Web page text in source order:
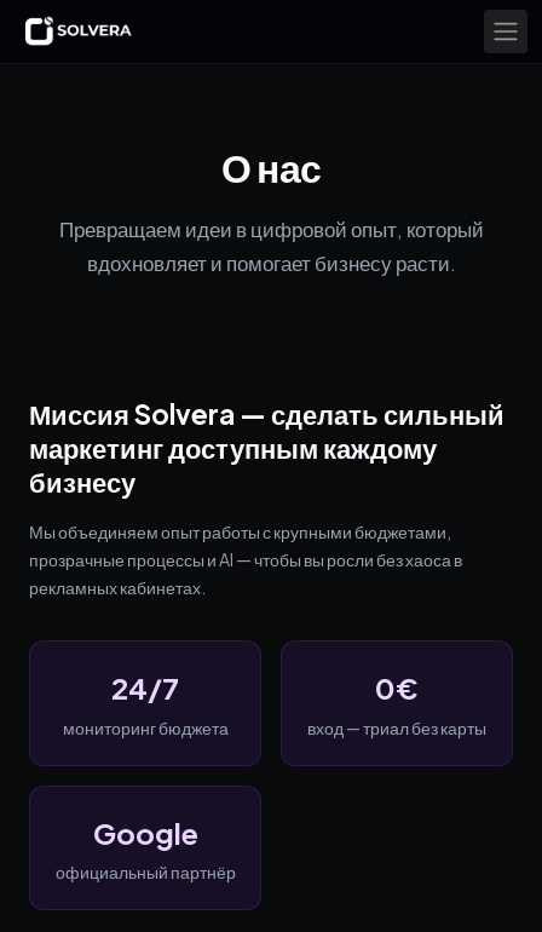
О нас
Превращаем идеи в цифровой опыт, который
вдохновляет и помогает бизнесу расти.
Миссия Solvera — сделать сильный
маркетинг доступным каждому
бизнесу
Мы объединяем опыт работы с крупными бюджетами,
прозрачные процессы и AI — чтобы вы росли без хаоса в
рекламных кабинетах.
24/7
мониторинг бюджета
0€
вход — триал без карты
Google
официальный партнёр